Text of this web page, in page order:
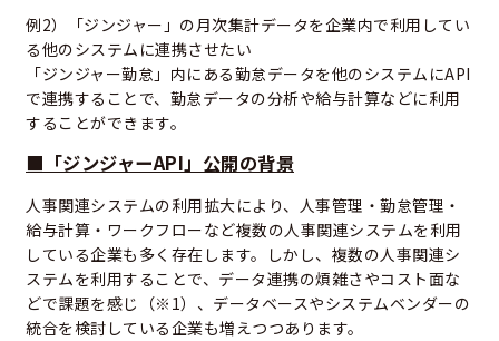
例2）「ジンジャー」の月次集計データを企業内で利用してい
る他のシステムに連携させたい
「ジンジャー勤怠」内にある勤怠データを他のシステムにAPI
で連携することで、勤怠データの分析や給与計算などに利用
することができます。
■「ジンジャーAPI」公開の背景
人事関連システムの利用拡大により、人事管理・勤怠管理・
給与計算・ワークフローなど複数の人事関連システムを利用
している企業も多く存在します。しかし、複数の人事関連シ
ステムを利用することで、データ連携の煩雑さやコスト面な
どで課題を感じ（※1）、データベースやシステムベンダーの
統合を検討している企業も増えつつあります。